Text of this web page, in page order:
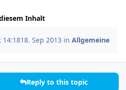
Inhalt
14:1818. Sep 2013 inAllgemeine
Reply to this topic